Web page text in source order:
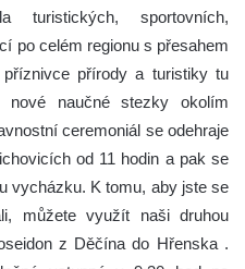
turistických, sportovních,
po celém regionu s přesahem
příznivce přírody a turistiky tu
nové naučné stezky okolím
ceremoniál se odehraje
od 11 hodin a pak se
vycházku. K tomu, aby jste se
můžete využít naši druhou
z Děčína do Hřenska .